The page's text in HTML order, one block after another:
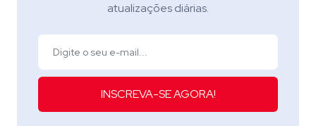
atualizações diárias.
INSCREVA-SE AGORA!